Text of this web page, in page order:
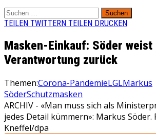
Suchen
nach:
TEILEN TWITTERN TEILEN DRUCKEN
Masken-Einkauf: Söder
Verantwortung zurück
Themen:Corona-PandemieLGLMarkus
SöderSchutzmasken
ARCHIV - «Man muss sich als
jedes Detail kümmern»: Markus Söder.
Kneffel/dpa